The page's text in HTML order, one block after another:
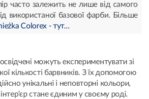
часто залежить не лише від самого
використаної базової фарби. Більше
Colorex - тут...
можуть експериментувати зі
кількості барвників. З їх допомогою
унікальні і неповторні кольори,
стане єдиним у своєму роді.